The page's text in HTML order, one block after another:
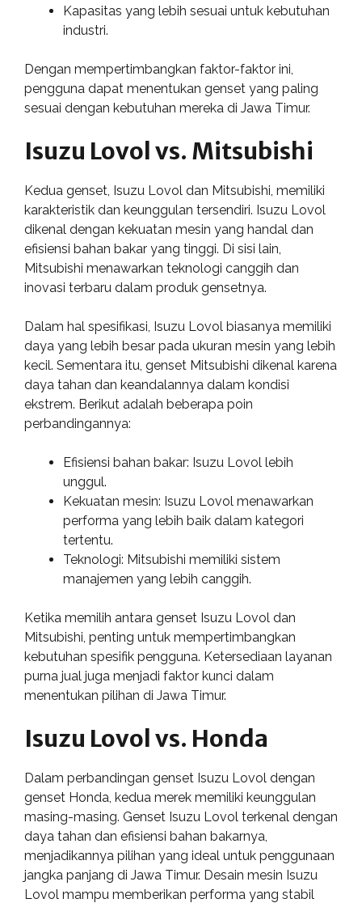
Kapasitas yang lebih sesuai untuk kebutuhan
industri.
Dengan mempertimbangkan faktor-faktor ini,
pengguna dapat menentukan genset yang paling
sesuai dengan kebutuhan mereka di Jawa Timur.
Isuzu Lovol vs. Mitsubishi
Kedua genset, Isuzu Lovol dan Mitsubishi, memiliki
karakteristik dan keunggulan tersendiri. Isuzu Lovol
dikenal dengan kekuatan mesin yang handal dan
efisiensi bahan bakar yang tinggi. Di sisi lain,
Mitsubishi menawarkan teknologi canggih dan
inovasi terbaru dalam produk gensetnya.
Dalam hal spesifikasi, Isuzu Lovol biasanya memiliki
daya yang lebih besar pada ukuran mesin yang lebih
kecil. Sementara itu, genset Mitsubishi dikenal karena
daya tahan dan keandalannya dalam kondisi
ekstrem. Berikut adalah beberapa poin
perbandingannya:
Efisiensi bahan bakar: Isuzu Lovol lebih
unggul.
Kekuatan mesin: Isuzu Lovol menawarkan
performa yang lebih baik dalam kategori
tertentu.
Teknologi: Mitsubishi memiliki sistem
manajemen yang lebih canggih.
Ketika memilih antara genset Isuzu Lovol dan
Mitsubishi, penting untuk mempertimbangkan
kebutuhan spesifik pengguna. Ketersediaan layanan
purna jual juga menjadi faktor kunci dalam
menentukan pilihan di Jawa Timur.
Isuzu Lovol vs. Honda
Dalam perbandingan genset Isuzu Lovol dengan
genset Honda, kedua merek memiliki keunggulan
masing-masing. Genset Isuzu Lovol terkenal dengan
daya tahan dan efisiensi bahan bakarnya,
menjadikannya pilihan yang ideal untuk penggunaan
jangka panjang di Jawa Timur. Desain mesin Isuzu
Lovol mampu memberikan performa yang stabil